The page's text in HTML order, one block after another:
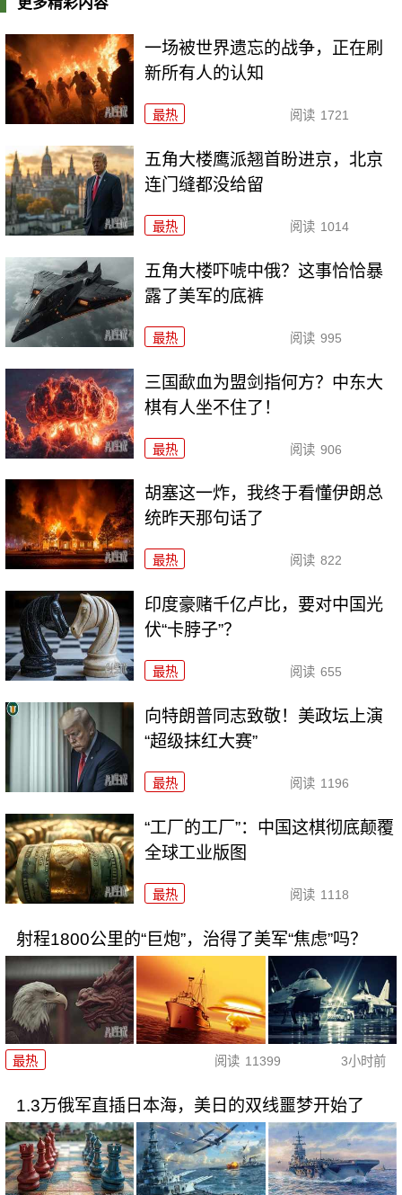
一场被世界遗忘的战争，正在刷
新所有人的认知
最热 阅读 1721
五角大楼鹰派翘首盼进京，北京
连门缝都没给留
最热 阅读 1014
五角大楼吓唬中俄？这事恰恰暴
露了美军的底裤
最热 阅读 995
三国歃血为盟剑指何方？中东大
棋有人坐不住了！
最热 阅读 906
胡塞这一炸，我终于看懂伊朗总
统昨天那句话了
最热 阅读 822
印度豪赌千亿卢比，要对中国光
伏“卡脖子”？
最热 阅读 655
向特朗普同志致敬！美政坛上演
“超级抹红大赛”
最热 阅读 1196
“工厂的工厂”：中国这棋彻底颠覆
全球工业版图
最热 阅读 1118
射程1800公里的“巨炮”，治得了美军“焦虑”吗？
最热 阅读 11399 3小时前
1.3万俄军直插日本海，美日的双线噩梦开始了